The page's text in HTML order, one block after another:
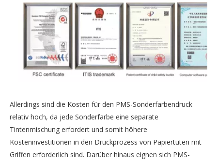
Allerdings sind die Kosten für den PMS-Sonderfarbendruck
relativ hoch, da jede Sonderfarbe eine separate
Tintenmischung erfordert und somit höhere
Kosteninvestitionen in den Druckprozess von Papiertüten mit
Griffen erforderlich sind. Darüber hinaus eignen sich PMS-